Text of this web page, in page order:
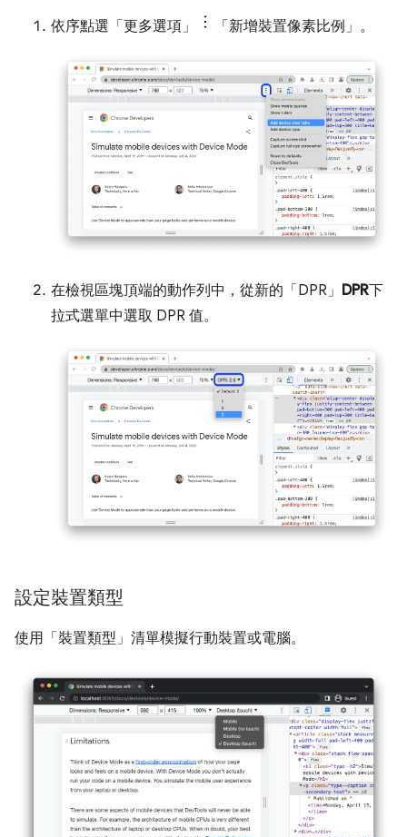
依序點選「更多選項」 「新增裝置像素比例」 。
在檢視區塊頂端的動作列中，從新的「DPR」 DPR下
拉式選單中選取 DPR 值。
設定裝置類型
使用「裝置類型」 清單模擬行動裝置或電腦。